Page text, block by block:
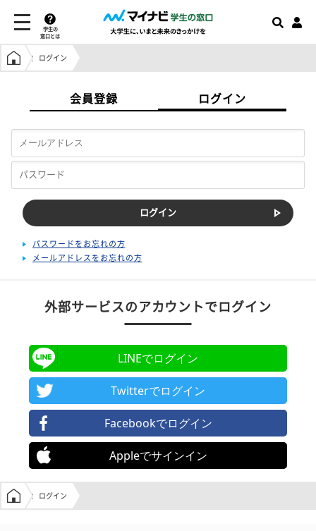
学生の
窓口とは
学生の窓口トップ
ログイン
会員登録 ログイン
パスワードをお忘れの方
メールアドレスをお忘れの方
外部サービスのアカウントでログイン
LINEでログイン
Twitterでログイン
Facebookでログイン
Appleでサインイン
学生の窓口トップ
ログイン